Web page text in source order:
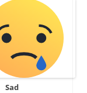
Sad